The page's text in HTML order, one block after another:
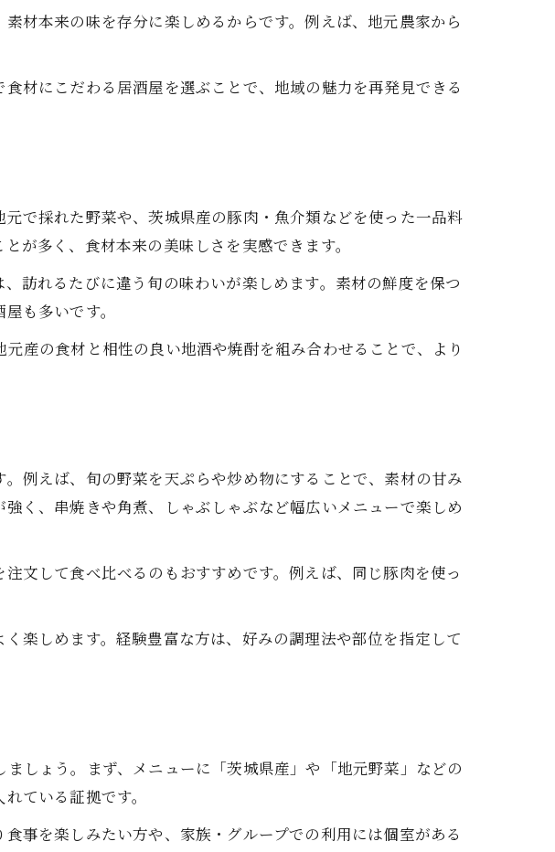
は
料理の贅沢
気の理由
ぎ空間
沢なひととき
個室空間の魅力
術を紹介
ート空間を満喫
秘訣
を満喫する方法
材本来の味を存分に楽しめるからです。例えば、地元農家から
材にこだわる居酒屋を選ぶことで、地域の魅力を再発見できる
で採れた野菜や、茨城県産の豚肉・魚介類などを使った一品料
が多く、食材本来の美味しさを実感できます。
訪れるたびに違う旬の味わいが楽しめます。素材の鮮度を保つ
も多いです。
産の食材と相性の良い地酒や焼酎を組み合わせることで、より
例えば、旬の野菜を天ぷらや炒め物にすることで、素材の甘み
く、串焼きや角煮、しゃぶしゃぶなど幅広いメニューで楽しめ
文して食べ比べるのもおすすめです。例えば、同じ豚肉を使っ
楽しめます。経験豊富な方は、好みの調理法や部位を指定して
しょう。まず、メニューに「茨城県産」や「地元野菜」などの
ている証拠です。
事を楽しみたい方や、家族・グループでの利用には個室がある
さい
さい